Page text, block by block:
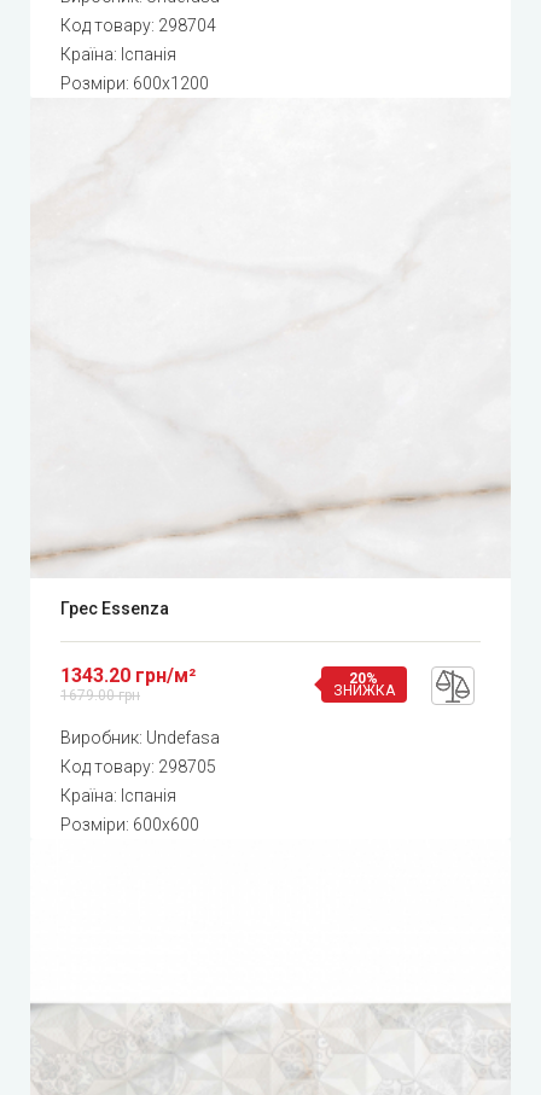
Код товару: 298704
Країна: Іспанія
Розміри: 600x1200
Грес Essenza
1343.20 грн/м²
1679.00 грн
20%
ЗНИЖКА
Виробник: Undefasa
Код товару: 298705
Країна: Іспанія
Розміри: 600x600